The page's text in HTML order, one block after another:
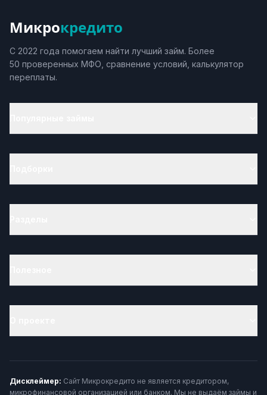
Микрокредито
С 2022 года помогаем найти лучший займ. Более
50 проверенных МФО, сравнение условий, калькулятор
переплаты.
Дисклеймер: Сайт Микрокредито не является кредитором,
микрофинансовой организацией или банком. Мы не выдаём займы и